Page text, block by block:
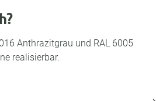
Anthrazitgrau und RAL 6005
realisierbar.